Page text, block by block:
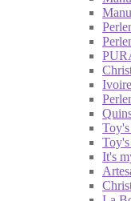
Ivoire
It's